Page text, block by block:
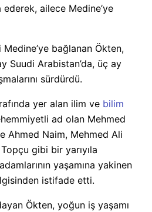
ailece Medine’ye
bağlanan Ökten,
Suudi Arabistan’da, üç ay
sürdürdü.
yer alan ilim ve bilim
ad olan Mehmed
Ahmed Naim, Mehmed Ali
gibi bir yarıyıla
yaşamına yakinen
istifade etti.
Ökten, yoğun iş yaşamı